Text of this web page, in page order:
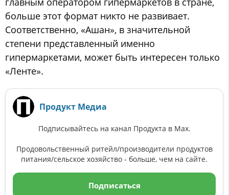
больше этот формат никто не развивает.
Соответственно, «Ашан», в значительной
степени представленный именно
гипермаркетами, может быть интересен только
«Ленте».
Продукт Медиа
Подписывайтесь на канал Продукта в Max.
Продовольственный ритейл/производители продуктов
питания/сельское хозяйство - больше, чем на сайте.
Подписаться